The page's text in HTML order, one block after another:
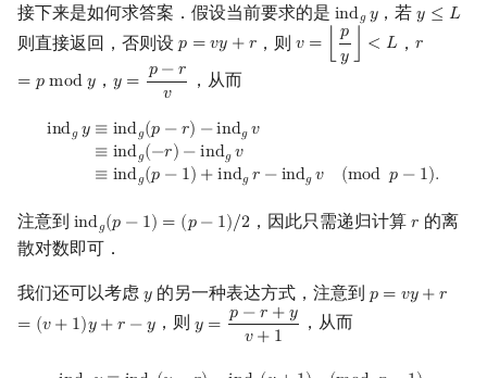
接下来是如何求答案．假设当前要求的是 ind𝑔 𝑦
indgy，若𝑦 ≤ 𝐿
y ≤L
则直接返回，否则设 𝑝 = 𝑣𝑦 +𝑟
p =v y+r ，则 𝑣 =
𝑝
𝑦
< 𝐿
v=⌊p ⌋< ， 𝑟
= 𝑝mod𝑦
r=
， 𝑦 = 𝑝−𝑟
𝑣
y=p −rv ，从而
ind𝑔 𝑦 ≡ ind𝑔(𝑝 −𝑟) −ind𝑔 𝑣
≡ ind𝑔(−𝑟) −ind𝑔 𝑣
≡ ind𝑔(𝑝 − 1) +ind𝑔 𝑟 −ind𝑔 𝑣 (mod 𝑝 − 1).
gy≡indg( p−r)−ind gv ≡indg(−r
注意到 ind𝑔(𝑝 − 1) = (𝑝− 1)/2
indg(p −1 )=( p− 1)/ 2 ，因此只需递归计算𝑟
r 的离
散对数即可．
我们还可以考虑 𝑦
y的另一种表达方式，注意到 𝑝 = 𝑣𝑦+𝑟
= (𝑣+ 1)𝑦+𝑟 −𝑦
p =v y+r =( v+
，则 𝑦 = 𝑝 −𝑟 +𝑦
𝑣+ 1
y=p −r+yv+1 ，从而